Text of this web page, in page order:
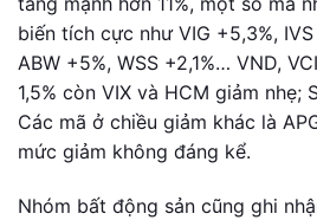
biến tích cực như VIG +5,3%, IVS
ABW +5%, WSS +2,1%… VND,
1,5% còn VIX và HCM giảm nhẹ;
Các mã ở chiều giảm khác là
mức giảm không đáng kể.
Nhóm bất động sản cũng ghi